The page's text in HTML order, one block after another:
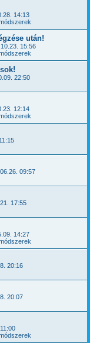
14:13
után!
15:56
22:50
12:14
09:57
17:55
14:27
20:16
20:07